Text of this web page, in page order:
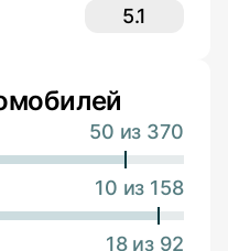
5.1
50 из 370
10 из 158
18 из 92